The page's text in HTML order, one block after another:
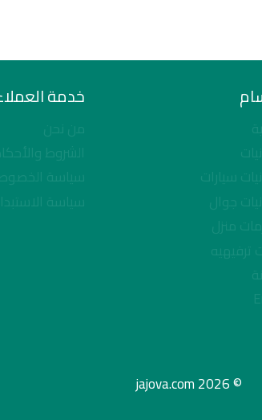
سيارات
جوال
منزل
ترفيهيه
خدمة
من نحن
الشروط
سياسة
سياسة
© 2026 jajova.com